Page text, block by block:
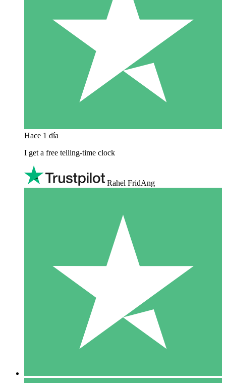
Hace 1 día
I get a free telling-time clock
Rahel FridAng